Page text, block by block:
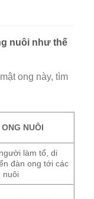
nuôi như thế
ong này, tìm
NUÔI
làm tổ, di
đàn ong tới các
nuôi